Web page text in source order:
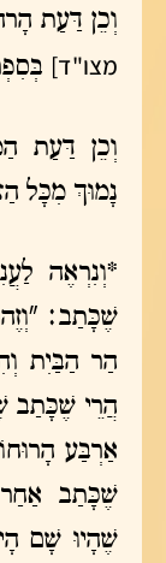
וְכֵן דַּעַת
מצו"ד]
וְכֵן דַּעַת
נָמוּךְ מִכָּל
*וְנִרְאֶה
שֶׁכָּתַב:
הַר הַבַּיִת
הֲרֵי שֶׁכָּתַב
אַרְבַּע
שֶׁכָּתַב
שֶׁהָיוּ שָׁם